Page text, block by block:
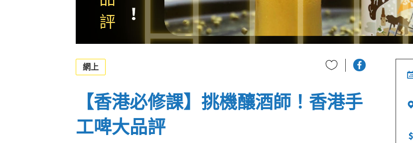
網上
【香港必修課】挑機釀酒師！香港手
工啤大品評